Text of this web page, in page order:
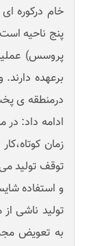
پنج ناحیه
پروسس)
برعهده
درمنطقه ی
ادامه داد:
زمان
توقف تولید
و استفاده
تولید ناشی
به تعویض